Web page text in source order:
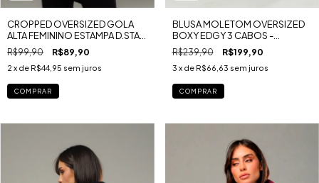
CROPPED OVERSIZED GOLA
ALTA FEMININO ESTAMPA D.STAR
U.K MALHA GOLD
R$99,90 R$89,90
2 x de R$44,95 sem juros
COMPRAR
BLUSA MOLETOM OVERSIZED
BOXY EDGY 3 CABOS -
LONDON U.K
R$239,90 R$199,90
3 x de R$66,63 sem juros
COMPRAR